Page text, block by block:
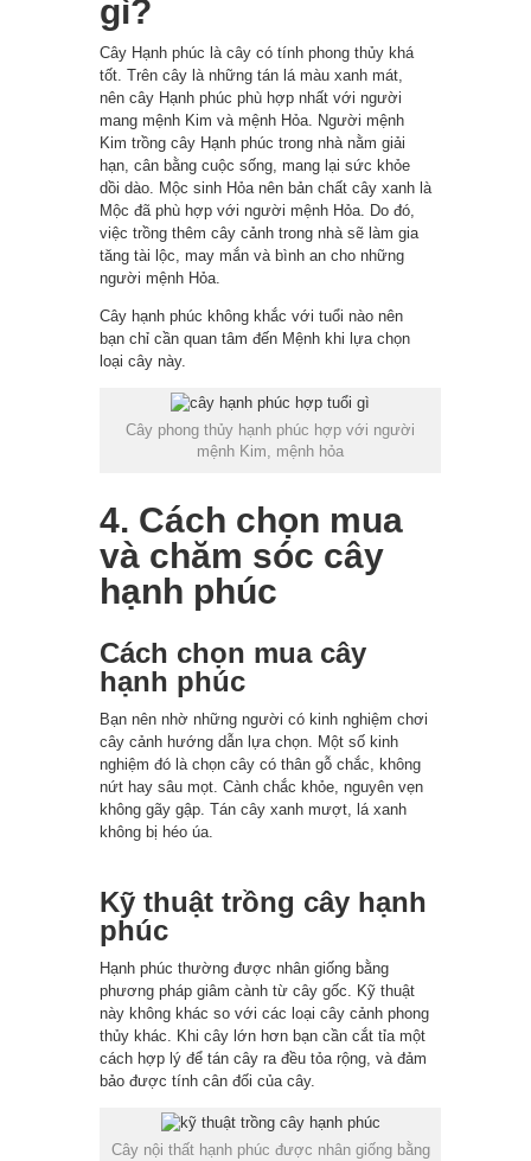
gì?
Cây Hạnh phúc là cây có tính phong thủy khá
tốt. Trên cây là những tán lá màu xanh mát,
nên cây Hạnh phúc phù hợp nhất với người
mang mệnh Kim và mệnh Hỏa. Người mệnh
Kim trồng cây Hạnh phúc trong nhà nằm giải
hạn, cân bằng cuộc sống, mang lại sức khỏe
dồi dào. Mộc sinh Hỏa nên bản chất cây xanh là
Mộc đã phù hợp với người mệnh Hỏa. Do đó,
việc trồng thêm cây cảnh trong nhà sẽ làm gia
tăng tài lộc, may mắn và bình an cho những
người mệnh Hỏa.
Cây hạnh phúc không khắc với tuổi nào nên
bạn chỉ cần quan tâm đến Mệnh khi lựa chọn
loại cây này.
Cây phong thủy hạnh phúc hợp với người
mệnh Kim, mệnh hỏa
4. Cách chọn mua
và chăm sóc cây
hạnh phúc
Cách chọn mua cây
hạnh phúc
Bạn nên nhờ những người có kinh nghiệm chơi
cây cảnh hướng dẫn lựa chọn. Một số kinh
nghiệm đó là chọn cây có thân gỗ chắc, không
nứt hay sâu mọt. Cành chắc khỏe, nguyên vẹn
không gãy gập. Tán cây xanh mượt, lá xanh
không bị héo úa.
Kỹ thuật trồng cây hạnh
phúc
Hạnh phúc thường được nhân giống bằng
phương pháp giâm cành từ cây gốc. Kỹ thuật
này không khác so với các loại cây cảnh phong
thủy khác. Khi cây lớn hơn bạn cần cắt tỉa một
cách hợp lý để tán cây ra đều tỏa rộng, và đảm
bảo được tính cân đối của cây.
Cây nội thất hạnh phúc được nhân giống bằng